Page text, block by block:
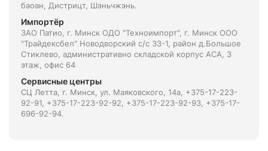
баоан, Дистрицт, Шэньчжэнь.
Импортёр
ЗАО Патио, г. Минск ОДО "Техноимпорт", г. Минск ООО
"Трайдексбел" Новодворский с/с 33-1, район д.Большое
Стиклево, административно складской корпус АСА, 3
этаж, офис 64
Сервисные центры
СЦ Летта, г. Минск, ул. Маяковского, 14а, +375-17-223-
92-91, +375-17-223-92-92, +375-17-223-92-93, +375-17-
696-92-94.